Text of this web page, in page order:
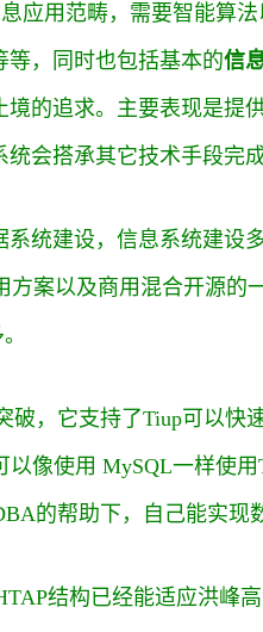
应用范畴，需要智能算
等，同时也包括基本的信
的追求。主要表现是提
会搭承其它技术手段完
系统建设，信息系统建
方案以及商用混合开源
，它支持了Tiup可以快
像使用 MySQL一样使用
的帮助下，自己能实现
结构已经能适应洪峰